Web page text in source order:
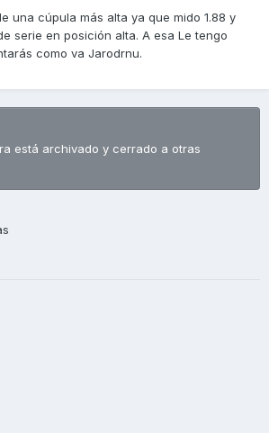
una cúpula más alta ya que mido 1.88 y
serie en posición alta. A esa Le tengo
como va Jarodrnu.
está archivado y cerrado a otras